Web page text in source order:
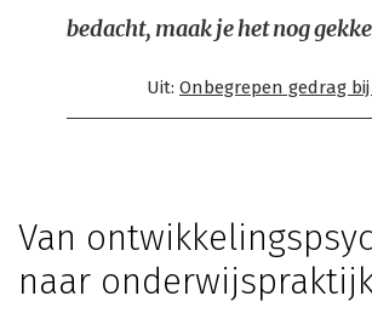
bedacht, maak je het nog
Uit: Onbegrepen gedrag
Van
naar